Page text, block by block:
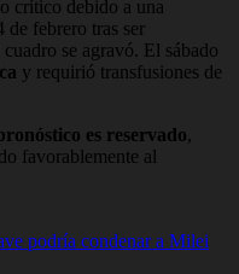
crítico debido a una
de febrero tras ser
cuadro se agravó. El sábado
y requirió transfusiones de
es reservado,
favorablemente al
podría condenar a Milei